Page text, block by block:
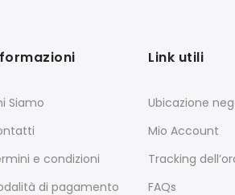
Siamo
e condizioni
di pagamento
Link utili
Ubicazione
Mio Account
Tracking
FAQs